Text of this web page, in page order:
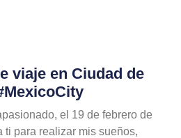
viaje en Ciudad de
el 19 de febrero de
ti para realizar mis sueños,